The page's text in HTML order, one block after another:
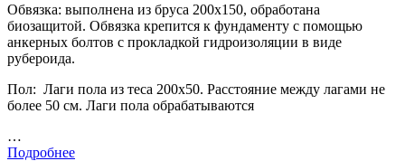
Обвязка: выполнена из бруса 200х150, обработана
биозащитой. Обвязка крепится к фундаменту с помощью
анкерных болтов с прокладкой гидроизоляции в виде
рубероида.
Пол: Лаги пола из теса 200х50. Расстояние между лагами не
более 50 см. Лаги пола обрабатываются
…
Подробнее